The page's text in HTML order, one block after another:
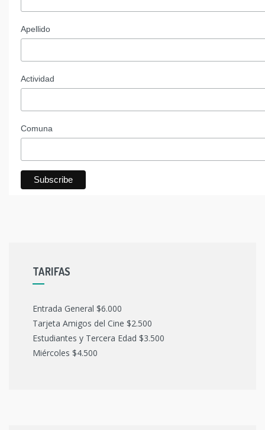
Apellido
Actividad
Comuna
TARIFAS
Entrada General $6.000
Tarjeta Amigos del Cine $2.500
Estudiantes y Tercera Edad $3.500
Miércoles $4.500